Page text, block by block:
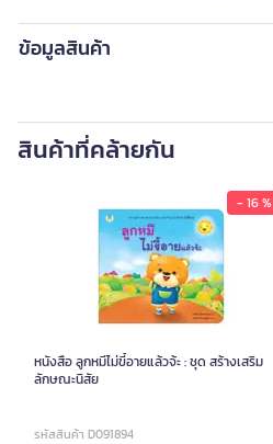
ข้อมูลสินค้า
สินค้าที่คล้ายกัน
- 16 %
หนังสือ ลูกหมีไม่ขี้อายแล้วจ้ะ : ชุด สร้างเสริม
ลักษณะนิสัย
รหัสสินค้า D091894